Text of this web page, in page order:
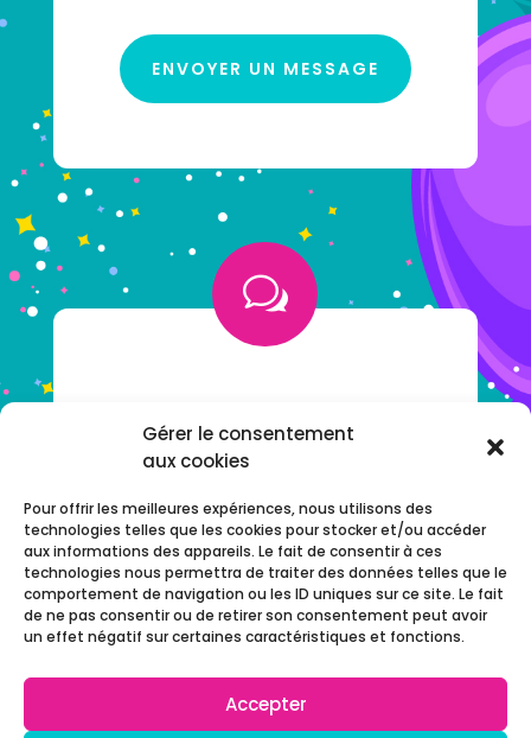
Gérer le consentement
aux cookies
Pour offrir les meilleures expériences, nous utilisons des
technologies telles que les cookies pour stocker et/ou accéder
aux informations des appareils. Le fait de consentir à ces
technologies nous permettra de traiter des données telles que le
comportement de navigation ou les ID uniques sur ce site. Le fait
de ne pas consentir ou de retirer son consentement peut avoir
un effet négatif sur certaines caractéristiques et fonctions.
Accepter
ENVOYER UN MESSAGE
w
NOTRE F.A.Q